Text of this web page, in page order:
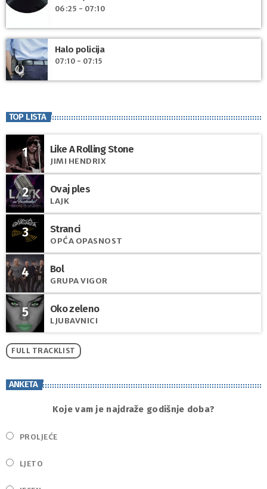
06:25 - 07:10
Halo policija
07:10 - 07:15
TOP LISTA
1 Like A Rolling Stone
JIMI HENDRIX
2 Ovaj ples
LAJK
3 Stranci
OPĆA OPASNOST
4 Bol
GRUPA VIGOR
5 Oko zeleno
LJUBAVNICI
FULL TRACKLIST
ANKETA
Koje vam je najdraže godišnje doba?
PROLJEĆE
LJETO